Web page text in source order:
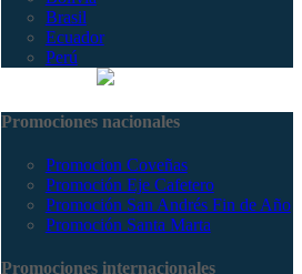
Brasil
Ecuador
Perú
Promociones nacionales
Promocion Coveñas
Promoción Eje Cafetero
Promoción San Andrés Fin de Año
Promoción Santa Marta
Promociones internacionales